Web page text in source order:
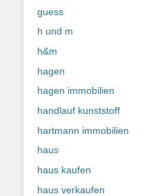
guess
h und m
h&m
hagen
hagen immobilien
handlauf kunststoff
hartmann immobilien
haus
haus kaufen
haus verkaufen